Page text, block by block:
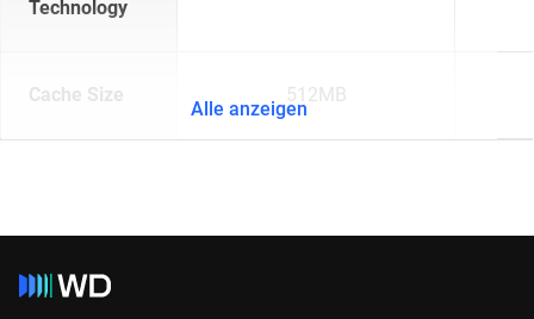
Technology
Cache Size 512MB
Alle anzeigen